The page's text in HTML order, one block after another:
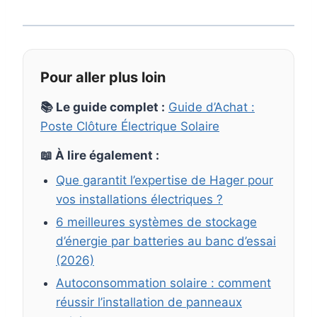
Pour aller plus loin
📚 Le guide complet : Guide d’Achat :
Poste Clôture Électrique Solaire
📖 À lire également :
Que garantit l’expertise de Hager pour
vos installations électriques ?
6 meilleures systèmes de stockage
d’énergie par batteries au banc d’essai
(2026)
Autoconsommation solaire : comment
réussir l’installation de panneaux